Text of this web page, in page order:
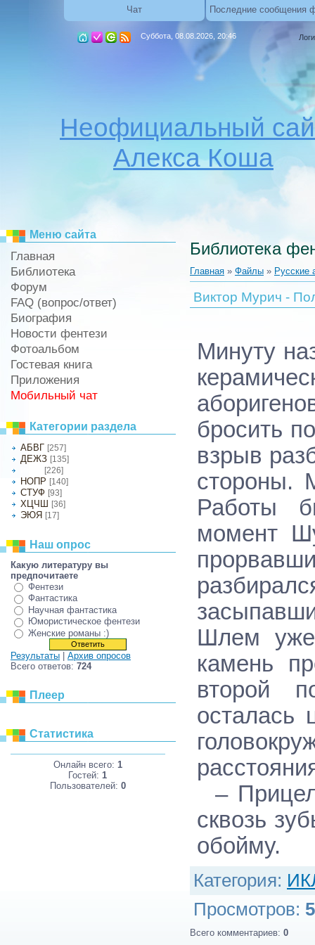
Чат Последние сообщения
Суббота, 08.08.2026, 20:46
Неофициальный
Алекса Коша
Меню сайта
Главная
Библиотека
Форум
FAQ (вопрос/ответ)
Биография
Новости фентези
Фотоальбом
Гостевая книга
Приложения
Мобильный чат
Категории раздела
АБВГ [257]
ДЕЖЗ [135]
[226]
НОПР [140]
СТУФ [93]
ХЦЧШ [36]
ЭЮЯ [17]
Наш опрос
Какую литературу вы
предпочитаете
Фентези
Фантастика
Научная фантастика
Юмористическое фентези
Женские романы :)
Результаты
Архив опросов
Всего ответов: 724
Плеер
Статистика
Онлайн всего: 1
Гостей: 1
Пользователей: 0
Библиотека
Главная » Файлы » Русские
Виктор Мурич -
Минуту
бросить
взрыв
стороны.
Работы
момент
Шлем уже
камень
второй
осталась
–
сквозь
обойму.
Категория:
Просмотров:
Всего комментариев: 0